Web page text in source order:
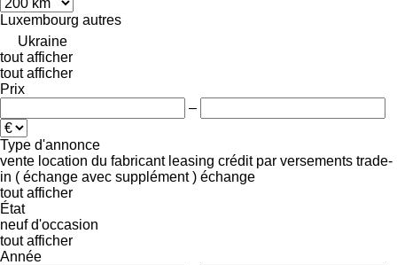
Luxembourg autres
Ukraine
tout afficher
tout afficher
Prix
–
Type d'annonce
vente location du fabricant leasing crédit par versements trade-
in ( échange avec supplément ) échange
tout afficher
État
neuf d'occasion
tout afficher
Année